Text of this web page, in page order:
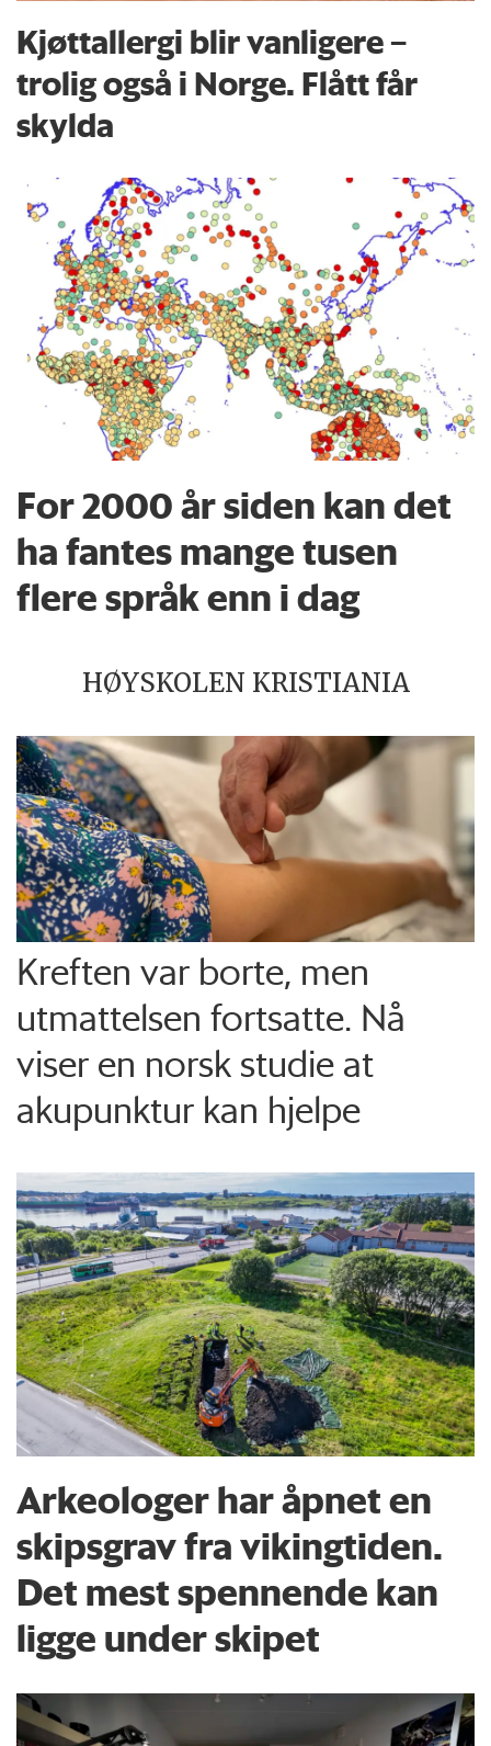
Kjøttallergi blir vanligere –
trolig også i Norge. Flått får
skylda
For 2000 år siden kan det
ha fantes mange tusen
flere språk enn i dag
HØYSKOLEN KRISTIANIA
Kreften var borte, men
utmattelsen fortsatte. Nå
viser en norsk studie at
akupunktur kan hjelpe
Arkeologer har åpnet en
skipsgrav fra vikingtiden.
Det mest spennende kan
ligge under skipet